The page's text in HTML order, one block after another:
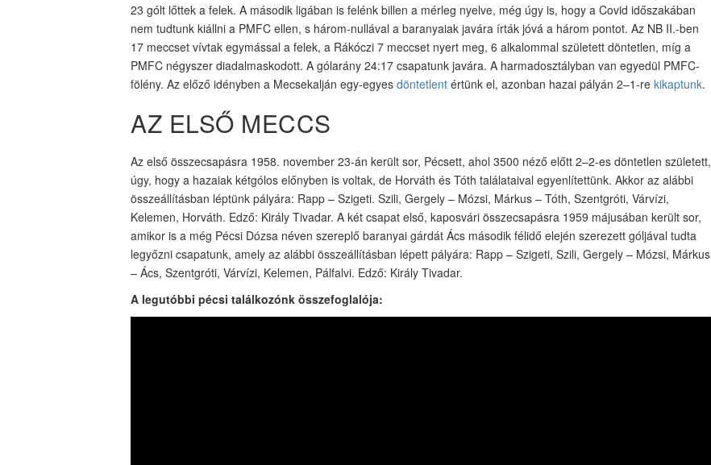
23 gólt lőttek a felek. A második ligában is felénk billen a mérleg nyelve, még úgy is, hogy a Covid időszakában
nem tudtunk kiállni a PMFC ellen, s három-nullával a baranyaiak javára írták jóvá a három pontot. Az NB II.-ben
17 meccset vívtak egymással a felek, a Rákóczi 7 meccset nyert meg, 6 alkalommal született döntetlen, míg a
PMFC négyszer diadalmaskodott. A gólarány 24:17 csapatunk javára. A harmadosztályban van egyedül PMFC-
fölény. Az előző idényben a Mecsekalján egy-egyes döntetlent értünk el, azonban hazai pályán 2–1-re kikaptunk.
AZ ELSŐ MECCS
Az első összecsapásra 1958. november 23-án került sor, Pécsett, ahol 3500 néző előtt 2–2-es döntetlen született,
úgy, hogy a hazaiak kétgólos előnyben is voltak, de Horváth és Tóth találataival egyenlítettünk. Akkor az alábbi
összeállításban léptünk pályára: Rapp – Szigeti. Szili, Gergely – Mózsi, Márkus – Tóth, Szentgróti, Várvízi,
Kelemen, Horváth. Edző: Király Tivadar. A két csapat első, kaposvári összecsapásra 1959 májusában került sor,
amikor is a még Pécsi Dózsa néven szereplő baranyai gárdát Ács második félidő elején szerezett góljával tudta
legyőzni csapatunk, amely az alábbi összeállításban lépett pályára: Rapp – Szigeti, Szili, Gergely – Mózsi, Márkus
– Ács, Szentgróti, Várvízi, Kelemen, Pálfalvi. Edző: Király Tivadar.
A legutóbbi pécsi találkozónk összefoglalója: